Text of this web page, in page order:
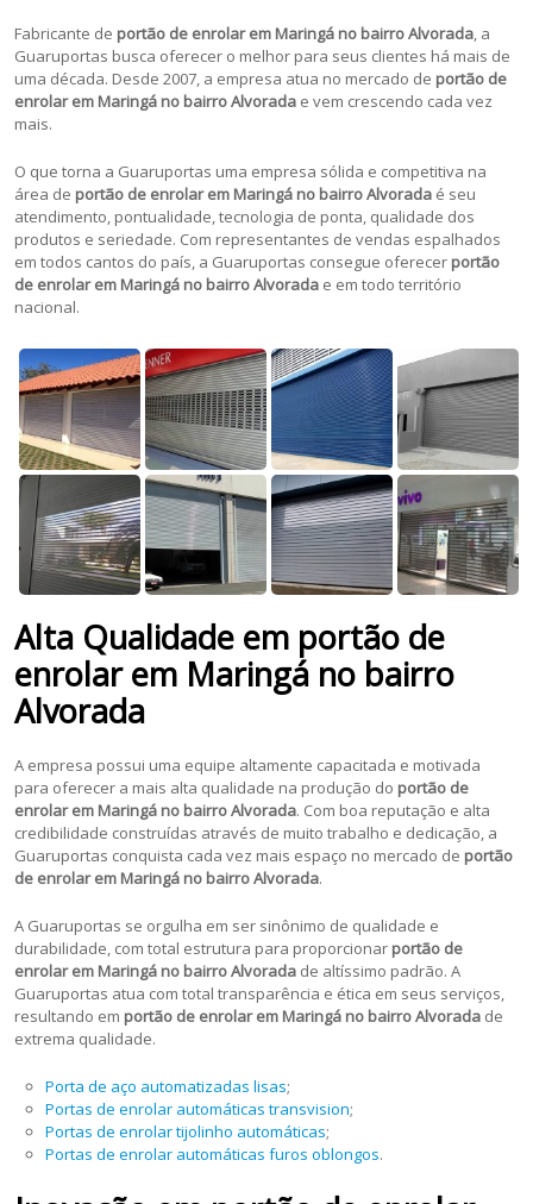
Fabricante de portão de enrolar em Maringá no bairro Alvorada, a
Guaruportas busca oferecer o melhor para seus clientes há mais de
uma década. Desde 2007, a empresa atua no mercado de portão de
enrolar em Maringá no bairro Alvorada e vem crescendo cada vez
mais.
O que torna a Guaruportas uma empresa sólida e competitiva na
área de portão de enrolar em Maringá no bairro Alvorada é seu
atendimento, pontualidade, tecnologia de ponta, qualidade dos
produtos e seriedade. Com representantes de vendas espalhados
em todos cantos do país, a Guaruportas consegue oferecer portão
de enrolar em Maringá no bairro Alvorada e em todo território
nacional.
Alta Qualidade em portão de
enrolar em Maringá no bairro
Alvorada
A empresa possui uma equipe altamente capacitada e motivada
para oferecer a mais alta qualidade na produção do portão de
enrolar em Maringá no bairro Alvorada. Com boa reputação e alta
credibilidade construídas através de muito trabalho e dedicação, a
Guaruportas conquista cada vez mais espaço no mercado de portão
de enrolar em Maringá no bairro Alvorada.
A Guaruportas se orgulha em ser sinônimo de qualidade e
durabilidade, com total estrutura para proporcionar portão de
enrolar em Maringá no bairro Alvorada de altíssimo padrão. A
Guaruportas atua com total transparência e ética em seus serviços,
resultando em portão de enrolar em Maringá no bairro Alvorada de
extrema qualidade.
Porta de aço automatizadas lisas;
Portas de enrolar automáticas transvision;
Portas de enrolar tijolinho automáticas;
Portas de enrolar automáticas furos oblongos.